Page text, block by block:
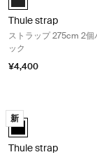
Thule strap
ストラップ 275cm 2個
ック
¥4,400
Thule strap ストラッ
新
Thule strap 黒
Thule strap